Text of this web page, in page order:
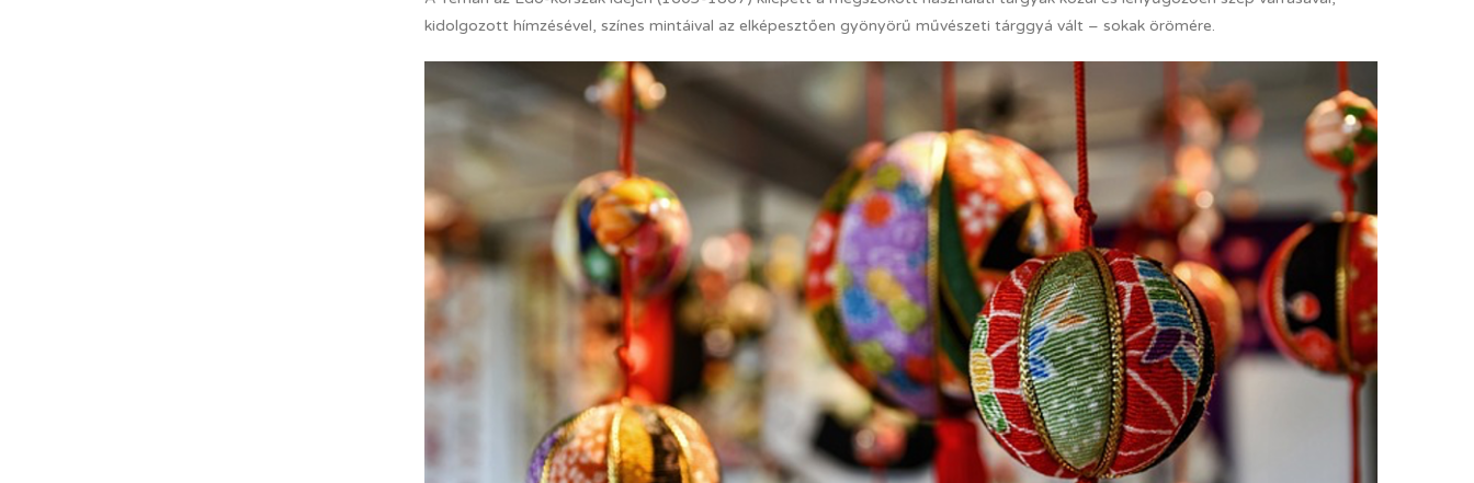
kidolgozott hímzésével, színes mintáival az elképesztően gyönyörű művészeti tárggyá vált – sokak örömére.